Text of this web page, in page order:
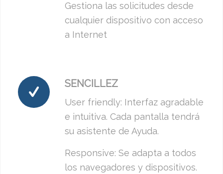
Gestiona las solicitudes desde
cualquier dispositivo con acceso
a Internet
SENCILLEZ
User friendly: Interfaz agradable
e intuitiva. Cada pantalla tendrá
su asistente de Ayuda.
Responsive: Se adapta a todos
los navegadores y dispositivos.